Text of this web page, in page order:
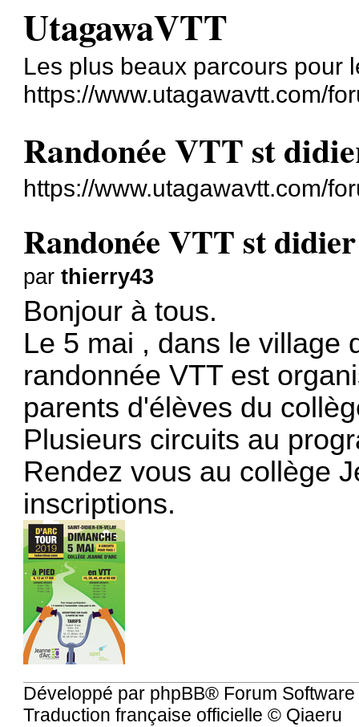
UtagawaVTT
Les plus beaux parcours pour
https://www.utagawavtt.com/
Randonée VTT st
https://www.utagawavtt.com/
Randonée VTT st
parthierry43
Bonjour à tous.
Le 5 mai , dans le village
randonnée VTT est
parents d'élèves du
Plusieurs circuits au
Rendez vous au collège
inscriptions.
Développé par phpBB® Forum
Traduction française officielle © Qiaeru